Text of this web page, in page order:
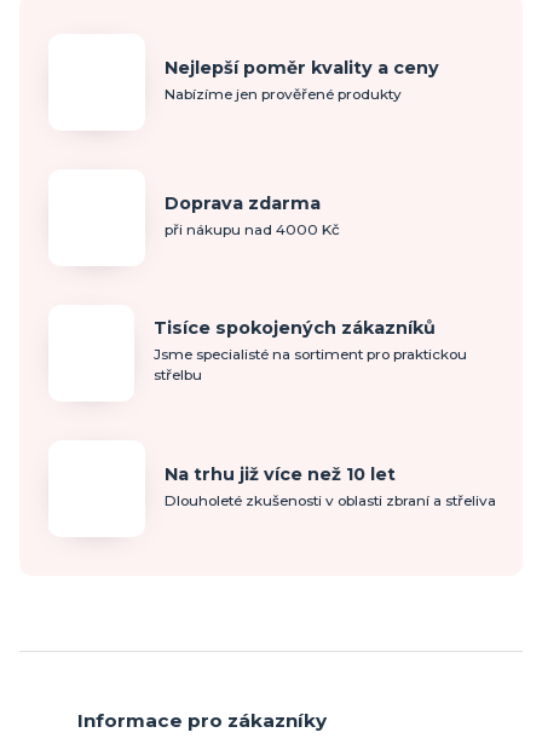
Nejlepší poměr kvality a ceny
Nabízíme jen prověřené produkty
Doprava zdarma
při nákupu nad 4000 Kč
Tisíce spokojených zákazníků
Jsme specialisté na sortiment pro praktickou
střelbu
Na trhu již více než 10 let
Dlouholeté zkušenosti v oblasti zbraní a střeliva
Informace pro zákazníky